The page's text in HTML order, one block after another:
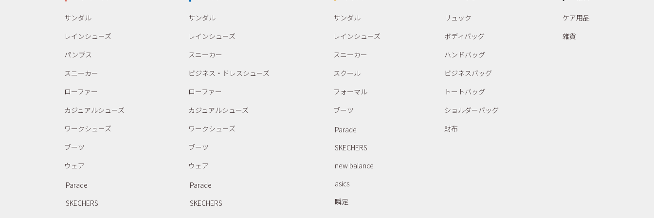
サンダル
レインシューズ
パンプス
スニーカー
ローファー
カジュアルシューズ
ワークシューズ
ブーツ
ウェア
Parade
SKECHERS
サンダル
レインシューズ
スニーカー
ビジネス・ドレスシューズ
ローファー
カジュアルシューズ
ワークシューズ
ブーツ
ウェア
Parade
SKECHERS
サンダル
レインシューズ
スニーカー
スクール
フォーマル
ブーツ
Parade
SKECHERS
new balance
asics
瞬足
リュック
ボディバッグ
ハンドバッグ
ビジネスバッグ
トートバッグ
ショルダーバッグ
財布
ケア用品
雑貨